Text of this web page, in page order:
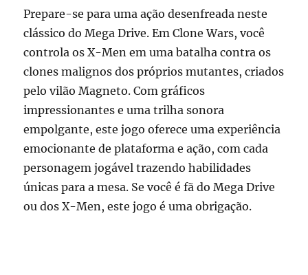
Prepare-se para uma ação desenfreada neste
clássico do Mega Drive. Em Clone Wars, você
controla os X-Men em uma batalha contra os
clones malignos dos próprios mutantes, criados
pelo vilão Magneto. Com gráficos
impressionantes e uma trilha sonora
empolgante, este jogo oferece uma experiência
emocionante de plataforma e ação, com cada
personagem jogável trazendo habilidades
únicas para a mesa. Se você é fã do Mega Drive
ou dos X-Men, este jogo é uma obrigação.